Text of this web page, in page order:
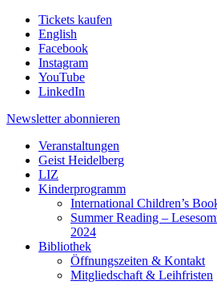
Tickets kaufen
English
Facebook
Instagram
YouTube
LinkedIn
Newsletter abonnieren
Veranstaltungen
Geist Heidelberg
LIZ
Kinderprogramm
International Children’s
Summer Reading –
2024
Bibliothek
Öffnungszeiten & Kontakt
Mitgliedschaft & Leihfristen